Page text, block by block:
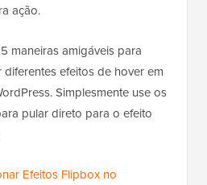
ação.
maneiras amigáveis para
efeitos de hover em
Simplesmente use os
pular direto para o efeito
Efeitos Flipbox no